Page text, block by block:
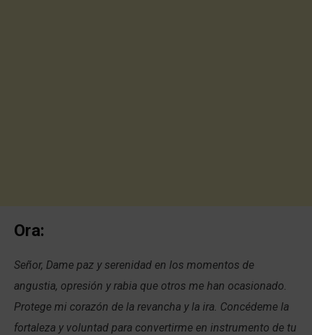
Ora:
Señor, Dame paz y serenidad en los momentos de
angustia, opresión y rabia que otros me han ocasionado.
Protege mi corazón de la revancha y la ira. Concédeme la
fortaleza y voluntad para convertirme en instrumento de tu